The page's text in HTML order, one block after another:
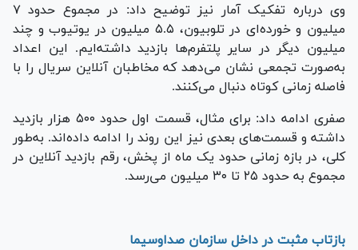
وی درباره تفکیک آمار نیز توضیح داد: در مجموع حدود ۷
میلیون و خورده‌ای در تلوبیون، ۵.۵ میلیون در یوتیوب و چند
میلیون دیگر در سایر پلتفرم‌ها بازدید داشته‌ایم. این اعداد
به‌صورت تجمعی نشان می‌دهد که مخاطبان آنلاین سریال را با
فاصله زمانی کوتاه دنبال می‌کنند.
صفری ادامه داد: برای مثال، قسمت اول حدود ۵۰۰ هزار بازدید
داشته و قسمت‌های بعدی نیز این روند را ادامه داده‌اند. به‌طور
کلی، در بازه زمانی حدود یک ماه از پخش، رقم بازدید آنلاین در
مجموع به حدود ۲۵ تا ۳۰ میلیون می‌رسد.
بازتاب مثبت در داخل سازمان صداوسیما